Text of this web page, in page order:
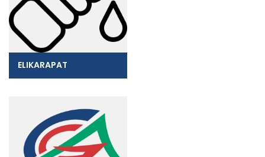
ELIKARAPAT